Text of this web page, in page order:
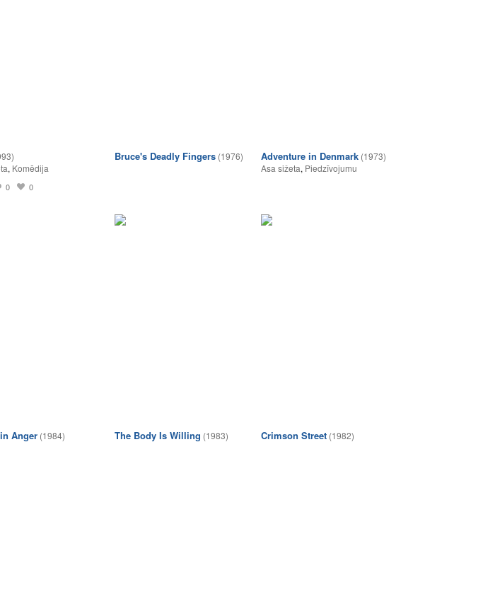
, Komēdija
0 0
Bruce's Deadly Fingers (1976) Adventure in Denmark (1973)
Asa sižeta, Piedzīvojumu
Anger (1984) The Body Is Willing (1983) Crimson Street (1982)